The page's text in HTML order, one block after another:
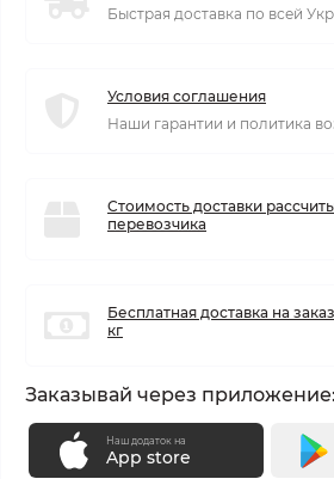
Быстрая доставка по всей
Условия соглашения
Наши гарантии и политика
Стоимость доставки
перевозчика
Бесплатная доставка на
кг
Заказывай через приложение:
Наш додаток на
App store